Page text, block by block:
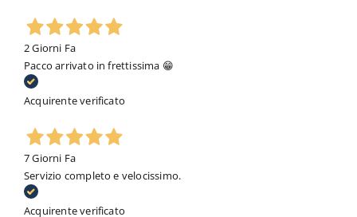
2 Giorni Fa
Pacco arrivato in frettissima 😁
Acquirente verificato
7 Giorni Fa
Servizio completo e velocissimo.
Acquirente verificato